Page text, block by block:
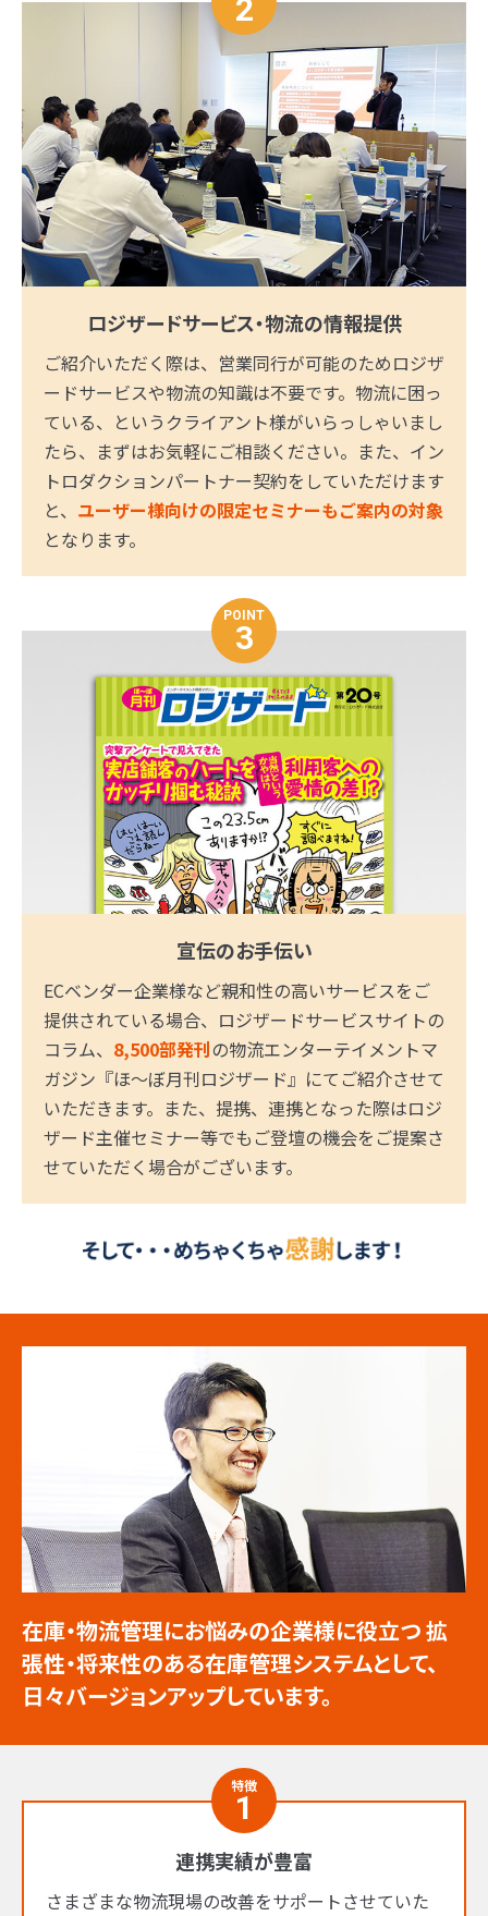
2
ロジザードサービス・物流の情報提供
ご紹介いただく際は、営業同行が可能のためロジザ
ードサービスや物流の知識は不要です。物流に困っ
ている、というクライアント様がいらっしゃいまし
たら、まずはお気軽にご相談ください。また、イン
トロダクションパートナー契約をしていただけます
と、 ユーザー様向けの限定セミナーもご案内の対象
となります。
POINT
3
宣伝のお手伝い
ECベンダー企業様など親和性の高いサービスをご
提供されている場合、ロジザードサービスサイトの
コラム、 8,500部発刊の物流エンターテイメントマ
ガジン『ほ～ぼ月刊ロジザード』にてご紹介させて
いただきます。また、提携、連携となった際はロジ
ザード主催セミナー等でもご登壇の機会をご提案さ
せていただく場合がございます。
在庫・物流管理にお悩みの企業様に役立つ拡
張性・将来性のある在庫管理システムとして、
日々バージョンアップしています。
特徴
1
連携実績が豊富
さまざまな物流現場の改善をサポートさせていた